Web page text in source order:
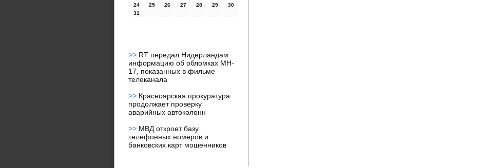
24
25 26 27 28 29
30
31
>> RT передал Нидерландам
информацию об обломках MH-
17, показанных в фильме
телеканала
>> Красноярская прокуратура
продолжает проверку
аварийных автоколонн
>> МВД откроет базу
телефонных номеров и
банковских карт мошенников